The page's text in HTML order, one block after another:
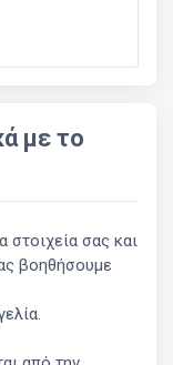
με το
σας και
βοηθήσουμε